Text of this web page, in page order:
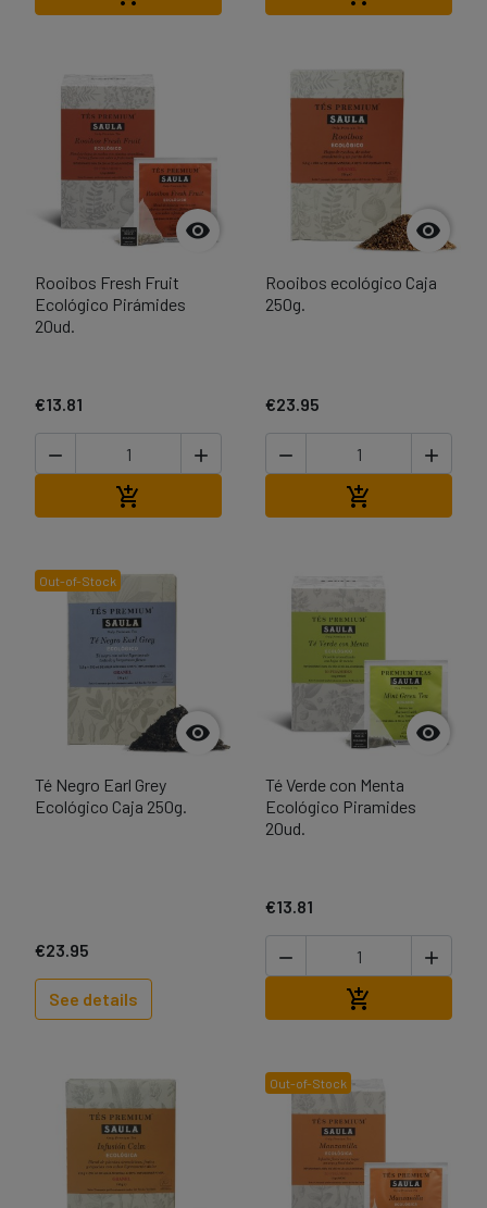

Rooibos Fresh Fruit
Ecológico Pirámides
20ud.
€13.81
 


Rooibos ecológico Caja
250g.
€23.95
 

Out-of-Stock

Té Negro Earl Grey
Ecológico Caja 250g.
€23.95
See details

Té Verde con Menta
Ecológico Piramides
20ud.
€13.81
 

Out-of-Stock